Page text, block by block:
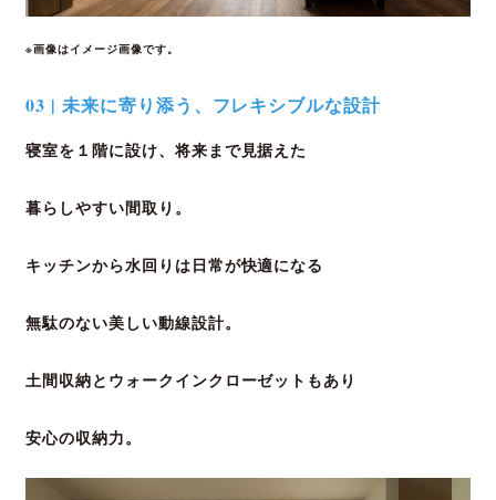
※画像はイメージ画像です。
03 | 未来に寄り添う、フレキシブルな設計
寝室を１階に設け、将来まで見据えた
暮らしやすい間取り。
キッチンから水回りは日常が快適になる
無駄のない美しい動線設計。
土間収納とウォークインクローゼットもあり
安心の収納力。